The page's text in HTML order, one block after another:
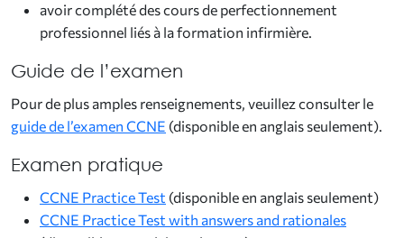
avoir complété des cours de perfectionnement
professionnel liés à la formation infirmière.
Guide de l’examen
Pour de plus amples renseignements, veuillez consulter le
guide de l’examen CCNE (disponible en anglais seulement).
Examen pratique
CCNE Practice Test (disponible en anglais seulement)
CCNE Practice Test with answers and rationales